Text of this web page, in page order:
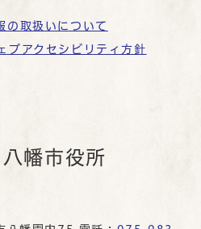
の取扱いについて
ブアクセシビリティ方針
八幡市役所